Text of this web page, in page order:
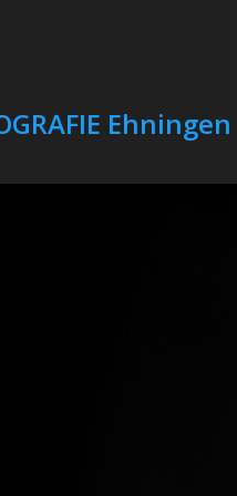
Ehningen